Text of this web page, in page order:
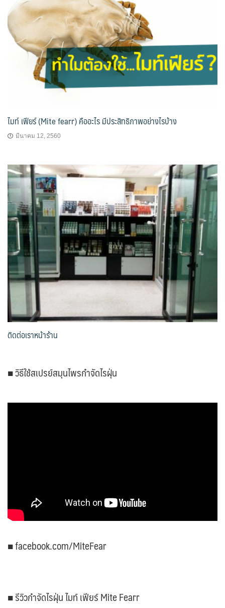
ไมท์ เฟียร์ (Mite fearr) คืออะไร มีประสิทธิภาพอย่างไรบ้าง
มีนาคม 12, 2560
ติดต่อเราหน้าร้าน
■ วิธีใช้สเปรย์สมุนไพรกำจัดไรฝุ่น
■ facebook.com/MiteFear
■ รีวิวกำจัดไรฝุ่น ไมท์ เฟียร์ Mite Fearr